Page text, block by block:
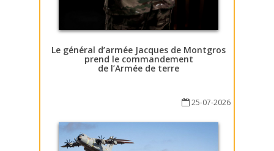
Le général d’armée Jacques de Montgros
prend le commandement
de l’Armée de terre
25-07-2026